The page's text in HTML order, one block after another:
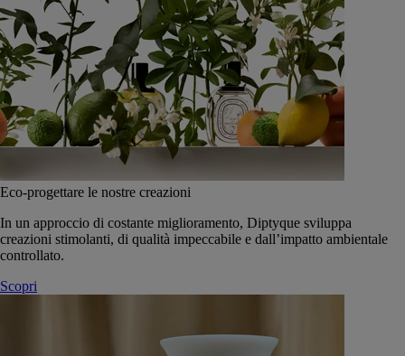
Eco-progettare le nostre creazioni
In un approccio di costante miglioramento, Diptyque sviluppa
creazioni stimolanti, di qualità impeccabile e dall’impatto ambientale
controllato.
Scopri